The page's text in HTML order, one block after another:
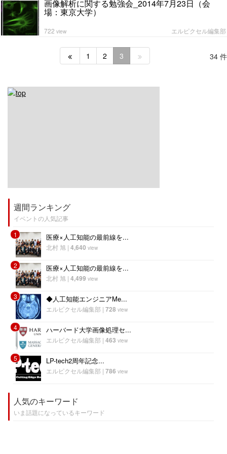
画像解析に関する勉強会_2014年7月23日（会
場：東京大学）
エルピクセル編集部
722 view
34 件
1 2 3
週間ランキング
イベントの人気記事
1
医療×人工知能の最前線を...
北村 旭 | 4,640 view
2 医療×人工知能の最前線を...
北村 旭 | 4,499 view
3 ◆人工知能エンジニアMe...
エルピクセル編集部 | 728 view
4 ハーバード大学画像処理セ...
エルピクセル編集部 | 463 view
5 LP-tech2周年記念...
エルピクセル編集部 | 786 view
人気のキーワード
いま話題になっているキーワード